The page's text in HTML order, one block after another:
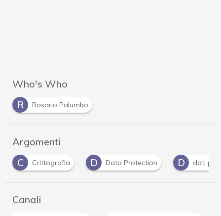
Who's Who
R
Rosario Palumbo
Argomenti
C
Crittografia D Data Protection D dati
Canali